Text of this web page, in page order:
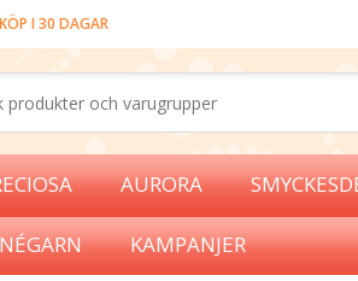
I 30 DAGAR
AURORA
KAMPANJER